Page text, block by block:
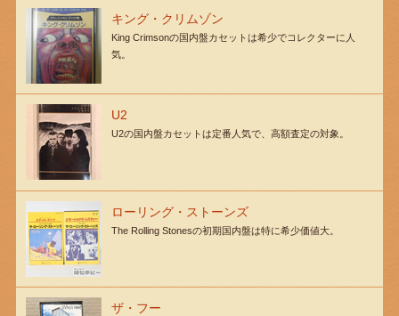
キング・クリムゾン
King Crimsonの国内盤カセットは希少でコレクターに人
気。
U2
U2の国内盤カセットは定番人気で、高額査定の対象。
ローリング・ストーンズ
The Rolling Stonesの初期国内盤は特に希少価値大。
ザ・フー